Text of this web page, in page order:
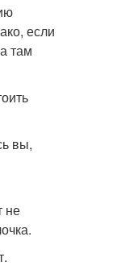
если
там
вы,
не